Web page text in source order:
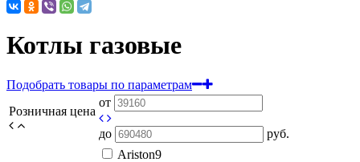
Котлы газовые
Подобрать товары по параметрам
Розничная цена
от
до руб.
Ariston9